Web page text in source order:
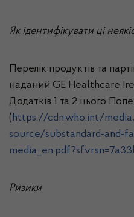
Як ідентифікувати ці
Перелік продуктів та
наданий GE Healthcare
Додатків 1 та 2 цього
( https://cdn.who.int/
source/substandard-and-
Ризики